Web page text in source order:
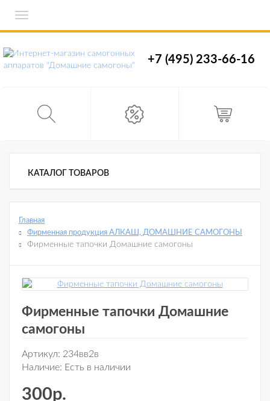
Toggle
+7 (495) 233-66-16
КАТАЛОГ ТОВАРОВ
Главная
Фирменная продукция АЛКАШ, ДОМАШНИЕ САМОГОНЫ
Фирменные тапочки Домашние самогоны
Фирменные тапочки Домашние
самогоны
Артикул: 234вв2в
Наличие: Есть в наличии
300р.